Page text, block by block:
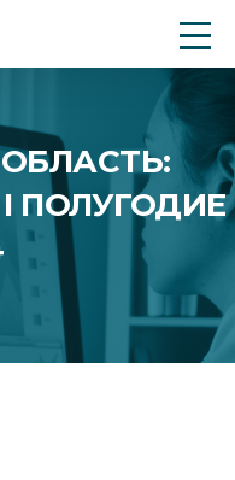
ПОЛУГОДИЕ